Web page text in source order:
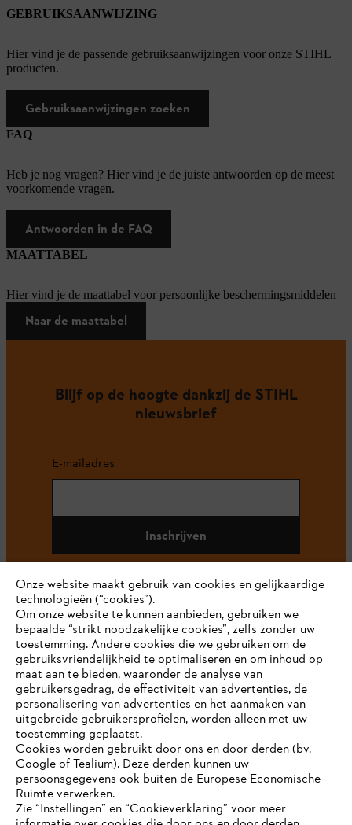
GEBRUIKSAANWIJZING
Hier vind je de passende gebruiksaanwijzingen voor onze STIHL
producten.
Gebruiksaanwijzingen zoeken
FAQ
Heb je nog vragen? Hier vind je de juiste antwoorden op de meest
voorkomende vragen.
Antwoorden in de FAQ
MAATTABEL
Hier vind je de maattabel voor persoonlijke beschermingsmiddelen
Naar de maattabel
Blijf op de hoogte dankzij de STIHL
nieuwsbrief
E-mailadres
Inschrijven
#STIHL
Bedrijf
STIHL FAQ
Onze website maakt gebruik van cookies en gelijkaardige
technologieën (“cookies”).
Om onze website te kunnen aanbieden, gebruiken we
bepaalde “strikt noodzakelijke cookies”, zelfs zonder uw
toestemming. Andere cookies die we gebruiken om de
gebruiksvriendelijkheid te optimaliseren en om inhoud op
maat aan te bieden, waaronder de analyse van
gebruikersgedrag, de effectiviteit van advertenties, de
personalisering van advertenties en het aanmaken van
uitgebreide gebruikersprofielen, worden alleen met uw
toestemming geplaatst.
Cookies worden gebruikt door ons en door derden (bv.
Google of Tealium). Deze derden kunnen uw
persoonsgegevens ook buiten de Europese Economische
Ruimte verwerken.
Zie “Instellingen” en “Cookieverklaring” voor meer